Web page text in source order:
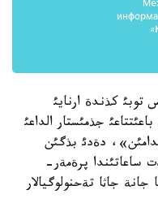
توبئ كذندة ارنايئ
جذمئستار الداعئ
دةدئ بذگئن
ساعاتئندا پرةمةر-
جاثا تةحنولوگيالار